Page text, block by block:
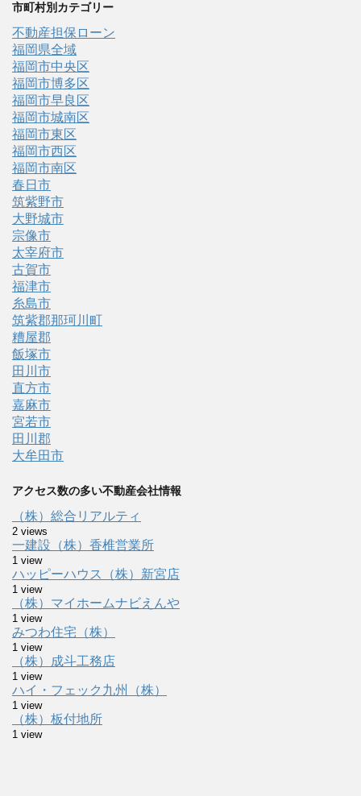
市町村別カテゴリー
不動産担保ローン
福岡県全域
福岡市中央区
福岡市博多区
福岡市早良区
福岡市城南区
福岡市東区
福岡市西区
福岡市南区
春日市
筑紫野市
大野城市
宗像市
太宰府市
古賀市
福津市
糸島市
筑紫郡那珂川町
糟屋郡
飯塚市
田川市
直方市
嘉麻市
宮若市
田川郡
大牟田市
アクセス数の多い不動産会社情報
（株）総合リアルティ
2 views
一建設（株）香椎営業所
1 view
ハッピーハウス（株）新宮店
1 view
（株）マイホームナビえんや
1 view
みつわ住宅（株）
1 view
（株）成斗工務店
1 view
ハイ・フェック九州（株）
1 view
（株）板付地所
1 view